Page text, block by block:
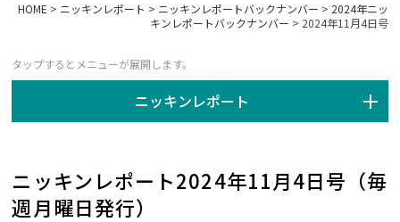
HOME > ニッキンレポート > ニッキンレポートバックナンバー > 2024年ニッ
キンレポートバックナンバー > 2024年11月4日号
ニッキンレポート
ニッキンレポート2024年11月4日号（毎
週月曜日発行）